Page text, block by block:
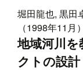
堀田龍也, 黒田
（1998年11月）
地域河川
クトの設計